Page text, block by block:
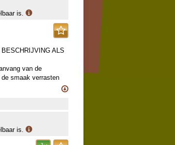
is.
ALS
van de
smaak verrasten
kweker opgepot,
aanvullen.
is.